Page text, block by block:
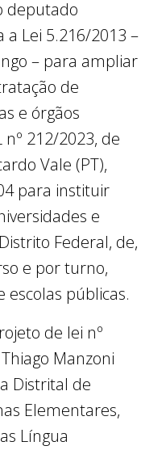
deputado
Lei 5.216/2013 –
– para ampliar
de
e órgãos
212/2023, de
Vale (PT),
para instituir
e
Federal, de,
e por turno,
públicas.
de lei nº
Manzoni
Distrital de
Elementares,
Língua